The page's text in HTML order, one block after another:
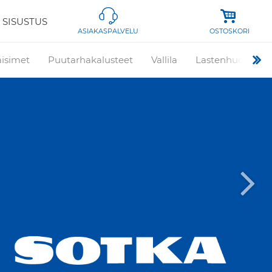
ASIAKASPALVELU OSTOSKORI
Puutarhakalusteet Vallila Lastenhuone